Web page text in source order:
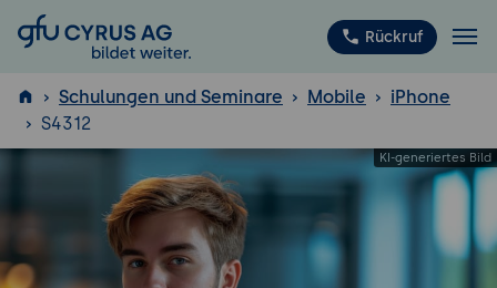
GFU Cyrus AG Rückruf
ISTQB ®
Schulungen und Seminare Mobile
iPhone
S4312